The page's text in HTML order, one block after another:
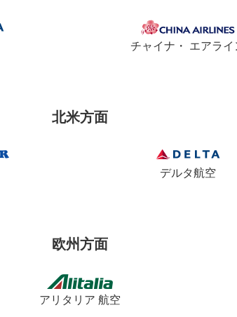
チャイナ・ エアライ
北米方面
デルタ航空
欧州方面
アリタリア 航空